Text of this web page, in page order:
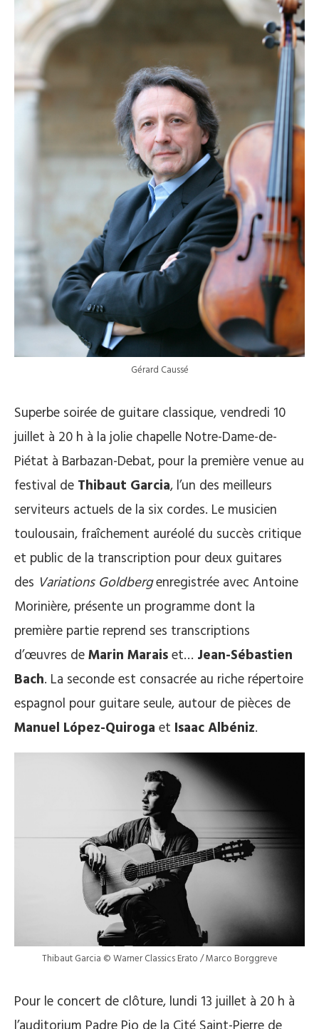
Gérard Caussé
Superbe soirée de guitare classique, vendredi 10
juillet à 20 h à la jolie chapelle Notre-Dame-de-
Piétat à Barbazan-Debat, pour la première venue au
festival de Thibaut Garcia, l’un des meilleurs
serviteurs actuels de la six cordes. Le musicien
toulousain, fraîchement auréolé du succès critique
et public de la transcription pour deux guitares
des Variations Goldbergenregistrée avec Antoine
Morinière, présente un programme dont la
première partie reprend ses transcriptions
d’œuvres deMarin Maraiset… Jean-Sébastien
Bach. La seconde est consacrée au riche répertoire
espagnol pour guitare seule, autour de pièces de
Manuel López-Quiroga et Isaac Albéniz.
Thibaut Garcia © Warner Classics Erato / Marco Borggreve
Pour le concert de clôture, lundi 13 juillet à 20 h à